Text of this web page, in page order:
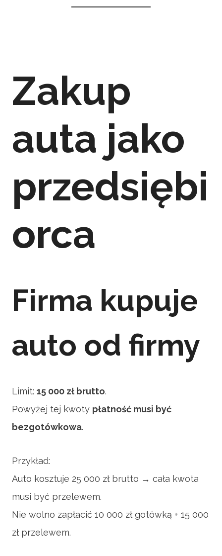
Zakup
auta jako
przedsiębi
orca
Firma kupuje
auto od firmy
Limit: 15 000 zł brutto.
Powyżej tej kwoty płatność musi być
bezgotówkowa.
Przykład:
Auto kosztuje 25 000 zł brutto → cała kwota
musi być przelewem.
Nie wolno zapłacić 10 000 zł gotówką + 15 000
zł przelewem.